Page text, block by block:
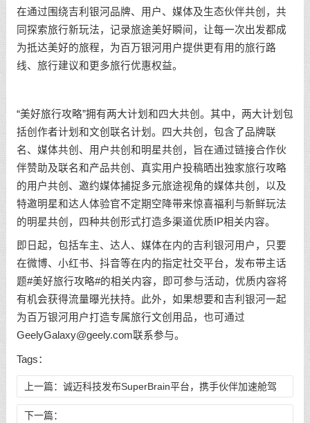
在通过围绕吉利银河品牌、用户、媒体及生态伙伴共创，共
同探索旅行新玩法，记录旅途美好瞬间，让每一次出发都成
为抵达美好的旅程，为百万银河用户提供更有用的旅行路
线、旅行建议和更多旅行优惠权益。
“美好旅行攻略”拥有两大计划和四大共创。其中，两大计划包
括创作者计划和文创联名计划。四大共创，包含了品牌联
名、媒体共创、用户共创和明星共创，旨在通过链接合作伙
伴赞助及联名和产品共创、真实用户投稿晒出独家旅行攻略
的用户共创、邀约媒体捕捉多元旅途视角的媒体共创，以及
特邀明星和达人体验官不定期空降带来惊喜福利与新鲜玩法
的明星共创，四种共创形式打造多渠道优质IP相关内容。
即日起，包括车主、达人、媒体在内的吉利银河用户，只要
在微博、小红书、抖音等在内的指定社交平台，发布带主话
题#美好旅行攻略#的相关内容，即可参与活动，优质内容将
有机会获得流量曝光扶持。此外，如果想要和吉利银河一起
为百万银河用户打造专属旅行文创用品，也可通过
GeelyGalaxy@geely.com联系参与。
Tags：
上一篇： 诚迈科技发布SuperBrain平台，携手伙伴加速舱驾
一体量产落地
下一篇：